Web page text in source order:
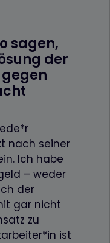
sagen,
der
gegen
nach seiner
Ich habe
– weder
der
gar nicht
zu
ist